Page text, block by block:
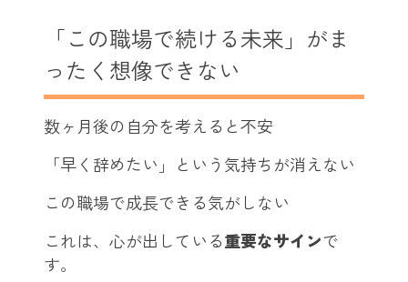
「この職場で続ける未来」がま
ったく想像できない
数ヶ月後の自分を考えると不安
「早く辞めたい」という気持ちが消えない
この職場で成長できる気がしない
これは、心が出している重要なサインで
す。